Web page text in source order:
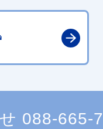
088-665-